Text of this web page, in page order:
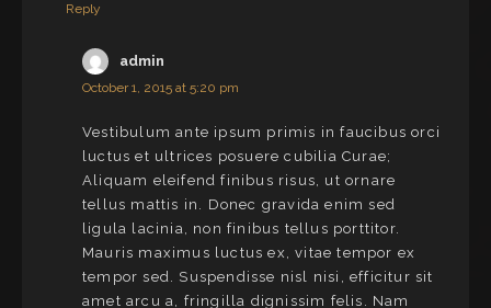
Reply
admin
October 1, 2015 at 5:20 pm
Vestibulum ante ipsum primis in faucibus orci
luctus et ultrices posuere cubilia Curae;
Aliquam eleifend finibus risus, ut ornare
tellus mattis in. Donec gravida enim sed
ligula lacinia, non finibus tellus porttitor.
Mauris maximus luctus ex, vitae tempor ex
tempor sed. Suspendisse nisl nisi, efficitur sit
amet arcu a, fringilla dignissim felis. Nam